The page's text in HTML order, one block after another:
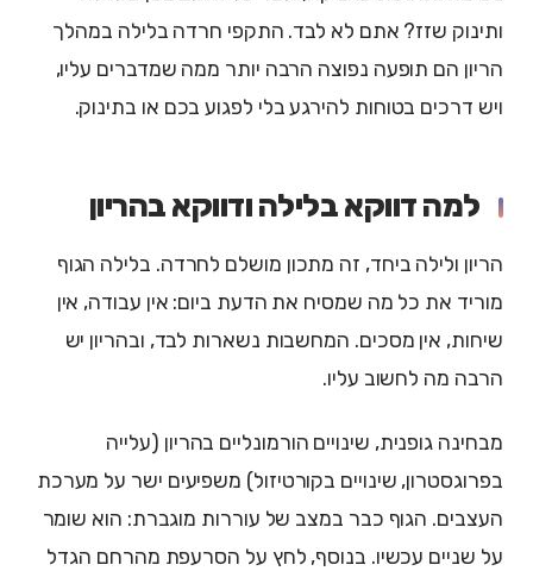
ותינוק שזז? אתם לא לבד. התקפי חרדה בלילה במהלך
הריון הם תופעה נפוצה הרבה יותר ממה שמדברים עליו,
ויש דרכים בטוחות להירגע בלי לפגוע בכם או בתינוק.
למה דווקא בלילה ודווקא בהריון
הריון ולילה ביחד, זה מתכון מושלם לחרדה. בלילה הגוף
מוריד את כל מה שמסיח את הדעת ביום: אין עבודה, אין
שיחות, אין מסכים. המחשבות נשארות לבד, ובהריון יש
הרבה מה לחשוב עליו.
מבחינה גופנית, שינויים הורמונליים בהריון (עלייה
בפרוגסטרון, שינויים בקורטיזול) משפיעים ישר על מערכת
העצבים. הגוף כבר במצב של עוררות מוגברת: הוא שומר
על שניים עכשיו. בנוסף, לחץ על הסרעפת מהרחם הגדל